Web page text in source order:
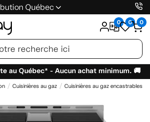
Québec
0 0 0
au Québec* - Aucun achat minimum. 🚚
Cuisinières au gaz Cuisinières au gaz encastrables